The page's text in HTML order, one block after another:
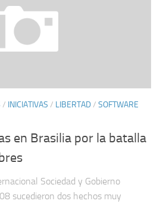
/ INICIATIVAS / LIBERTAD/ SOFTWARE
en Brasilia por la batalla
Sociedad y Gobierno
sucedieron dos hechos muy